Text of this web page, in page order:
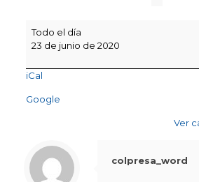
a.m.
reunión
coordinadoras
Todo el día
23 de junio de 2020
iCal
Google
Ver
colpresa_word